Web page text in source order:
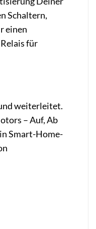
Schaltern,
einen
für
weiterleitet.
– Auf, Ab
Smart-Home-